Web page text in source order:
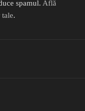
spamul. Află
.